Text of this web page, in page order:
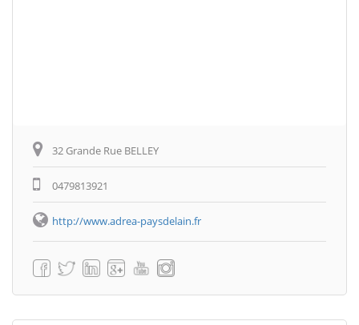
32 Grande Rue BELLEY
0479813921
http://www.adrea-paysdelain.fr